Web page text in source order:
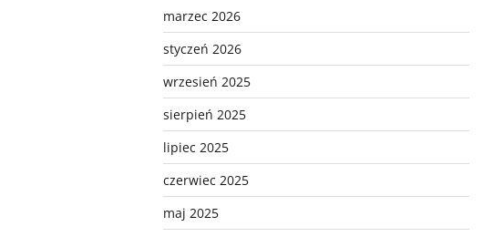
marzec 2026
styczeń 2026
wrzesień 2025
sierpień 2025
lipiec 2025
czerwiec 2025
maj 2025